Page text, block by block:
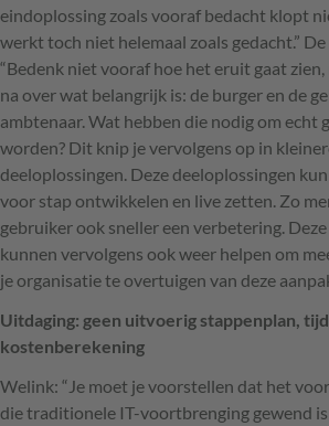
eindoplossing zoals vooraf bedacht klopt
werkt toch niet helemaal zoals gedacht.”
“Bedenk niet vooraf hoe het eruit gaat
na over wat belangrijk is: de burger en de
ambtenaar. Wat hebben die nodig om echt
worden? Dit knip je vervolgens op in
deeloplossingen. Deze deeloplossingen
voor stap ontwikkelen en live zetten. Zo
gebruiker ook sneller een verbetering.
kunnen vervolgens ook weer helpen om
je organisatie te overtuigen van deze
Uitdaging: geen uitvoerig stappenplan,
kostenberekening
Welink: “Je moet je voorstellen dat het
die traditionele IT-voortbrenging gewend